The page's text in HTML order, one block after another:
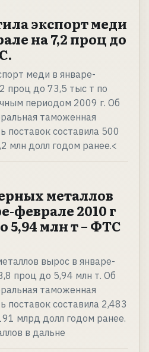
экспорт меди
на 7,2 проц до
меди в январе-
проц до 73,5 тыс т по
периодом 2009 г. Об
таможенная
поставок составила 500
млн долл годом ранее.<
металлов
феврале 2010 г
5,94 млн т – ФТС
вырос в январе-
проц до 5,94 млн т. Об
таможенная
поставок составила 2,483
млрд долл годом ранее.
в дальне